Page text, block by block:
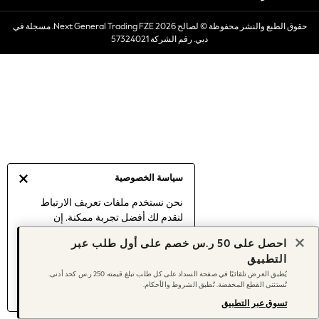
سياسة الخصوصية
نحن نستخدم ملفات تعريف الارتباط
لنقدم لك أفضل تجربة ممكنة. إن
موافقتك على استخدامنا لملفات تعريف
اكتشف المزيد عن إدارة إعدادات ملفات
تعريف الارتباط (الكوكيز).
Dresses
Occasionwear
Sets & Outfits
Sun Hats & Caps
Women's Holiday Shop
Women's Travel Styles
Dresses
Occasionwear
Linen Collection
Tops & T-Shirts
حقوق الطبع والنشر محفوظة © لصالح 2026 Next General Trading FZE. مسجلة في
دبي. رقم الشركة 57324021
احصل على 50 ر.س خصم على أول طلب عبر
التطبيق
يُطبق العرض تلقائيًا في صفحة السداد على كل طلب تبلغ قيمته 250 ر.س كحد أدنى.
تُستثنى القطع المخفضة. تُطبق الشروط والأحكام.
تسوق عبر التطبيق